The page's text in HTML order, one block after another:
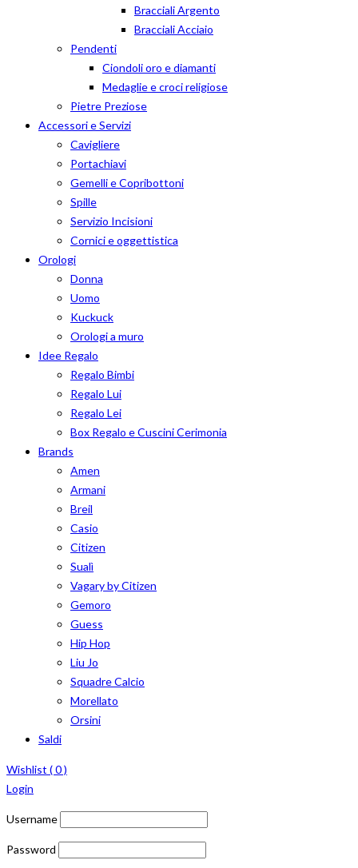
Bracciali Argento
Bracciali Acciaio
Pendenti
Ciondoli oro e diamanti
Medaglie e croci religiose
Pietre Preziose
Accessori e Servizi
Cavigliere
Portachiavi
Gemelli e Copribottoni
Spille
Servizio Incisioni
Cornici e oggettistica
Orologi
Donna
Uomo
Kuckuck
Orologi a muro
Idee Regalo
Regalo Bimbi
Regalo Lui
Regalo Lei
Box Regalo e Cuscini Cerimonia
Brands
Amen
Armani
Breil
Casio
Citizen
Sualì
Vagary by Citizen
Gemoro
Guess
Hip Hop
Liu Jo
Squadre Calcio
Morellato
Orsini
Saldi
Wishlist (0)
Login
Username
Password